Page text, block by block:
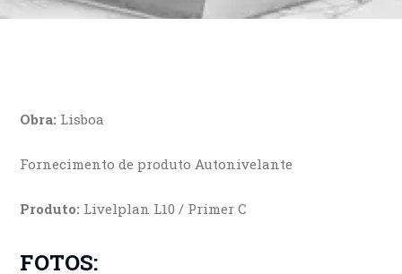
Obra: Lisboa
Fornecimento de produto Autonivelante
Produto: Livelplan L10 / Primer C
FOTOS: